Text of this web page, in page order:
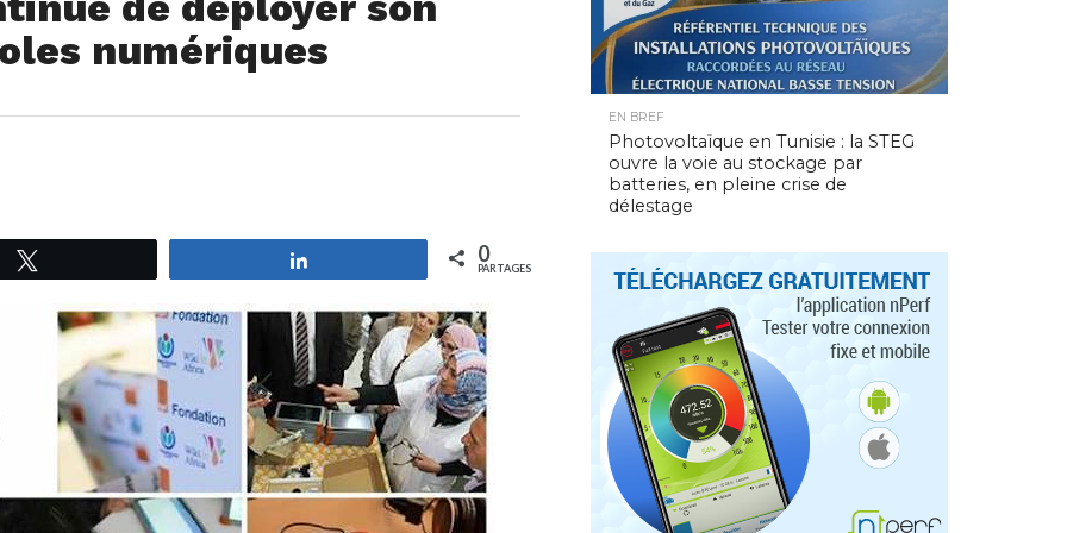
numériques
0
PARTAGES
EN BREF
Photovoltaïque en Tunisie : la STEG
ouvre la voie au stockage par
batteries, en pleine crise de
délestage